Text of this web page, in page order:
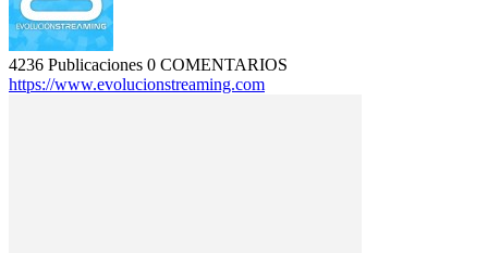
4236 Publicaciones 0 COMENTARIOS
https://www.evolucionstreaming.com